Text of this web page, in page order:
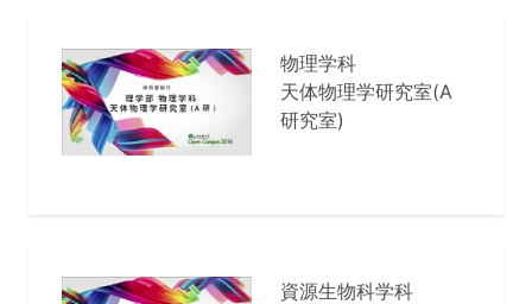
物理学科
天体物理学研究室(A
研究室)
資源生物科学科